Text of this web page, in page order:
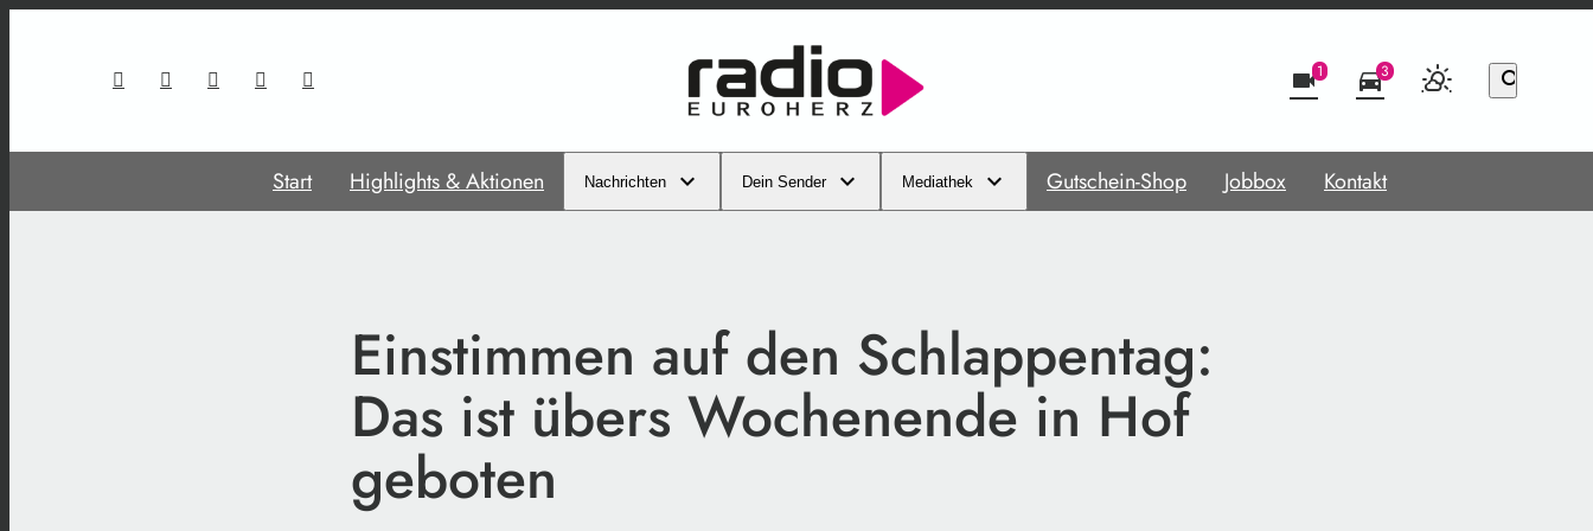
videocam1 directions_car3 search
Start Highlights & Aktionen Nachrichten Dein Sender Mediathek Gutschein-Shop Jobbox Kontakt
Einstimmen auf den Schlappentag:
Das ist übers Wochenende in Hof
geboten